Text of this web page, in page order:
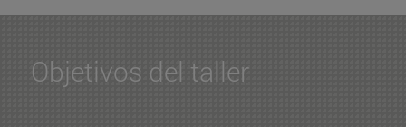
Objetivos del taller